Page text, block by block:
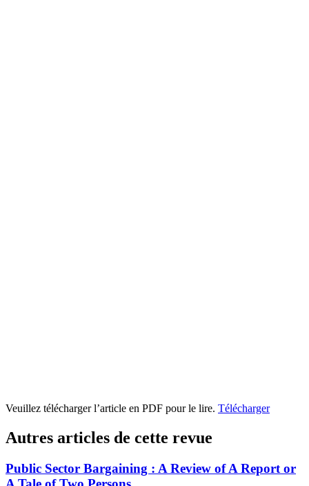
Veuillez télécharger l’article en PDF pour le lire. Télécharger
Autres articles de cette revue
Public Sector Bargaining : A Review of A Report or